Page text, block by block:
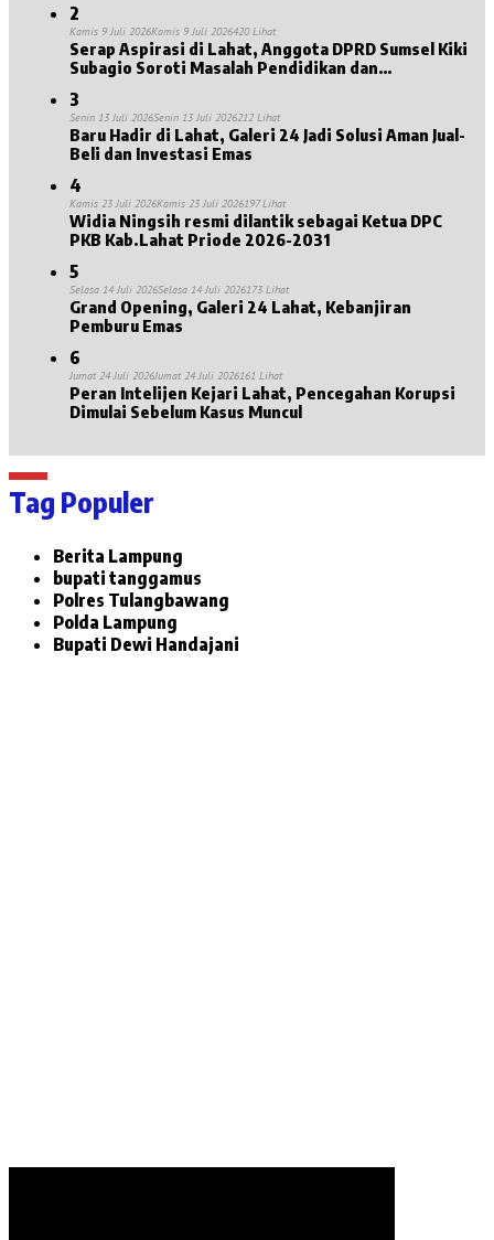
2
Kamis 9 Juli 2026Kamis 9 Juli 2026420 Lihat
Serap Aspirasi di Lahat, Anggota DPRD Sumsel Kiki
Subagio Soroti Masalah Pendidikan dan
3
Senin 13 Juli 2026Senin 13 Juli 2026212 Lihat
Baru Hadir di Lahat, Galeri 24 Jadi Solusi Aman Jual-
Beli dan Investasi Emas
4
Kamis 23 Juli 2026Kamis 23 Juli 2026197 Lihat
Widia Ningsih resmi dilantik sebagai Ketua DPC
PKB Kab.Lahat Priode 2026-2031
5
Selasa 14 Juli 2026Selasa 14 Juli 2026173 Lihat
Grand Opening, Galeri 24 Lahat, Kebanjiran
Pemburu Emas
6
Jumat 24 Juli 2026Jumat 24 Juli 2026161 Lihat
Peran Intelijen Kejari Lahat, Pencegahan Korupsi
Dimulai Sebelum Kasus Muncul
Tag Populer
Berita Lampung
bupati tanggamus
Polres Tulangbawang
Polda Lampung
Bupati Dewi Handajani